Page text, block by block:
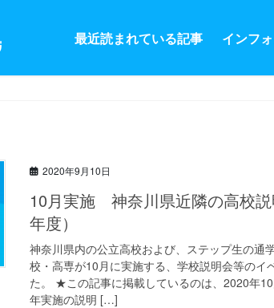
最近読まれている記事 インフ
2020年9月10日
10月実施 神奈川県近隣の高校
年度）
神奈川県内の公立高校および、ステップ生の通
校・高専が10月に実施する、学校説明会等のイ
た。 ★この記事に掲載しているのは、2020年
年実施の説明 […]